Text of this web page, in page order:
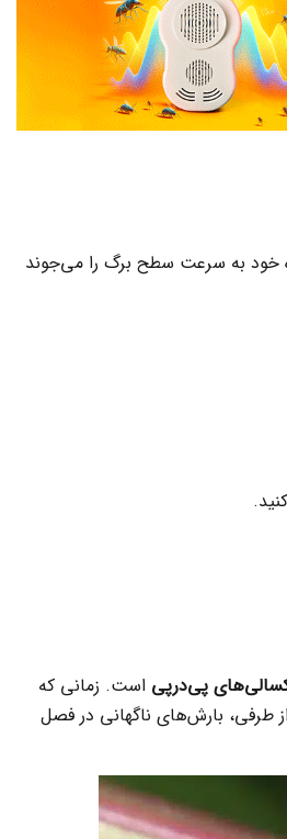
خود به سرعت سطح برگ را می‌جوند
پی‌درپی است. زمانی که
طرفی، بارش‌های ناگهانی در فصل